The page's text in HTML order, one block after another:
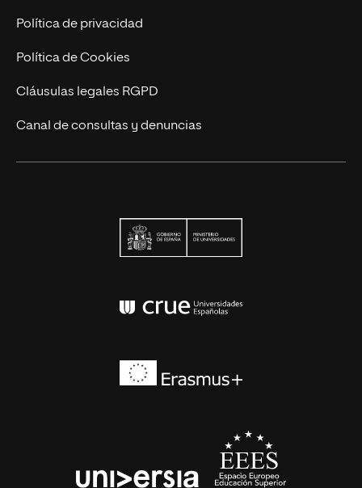
Contacto
Política de privacidad
Política de Cookies
Cláusulas legales RGPD
Canal de consultas y denuncias
Conferencia de
universia